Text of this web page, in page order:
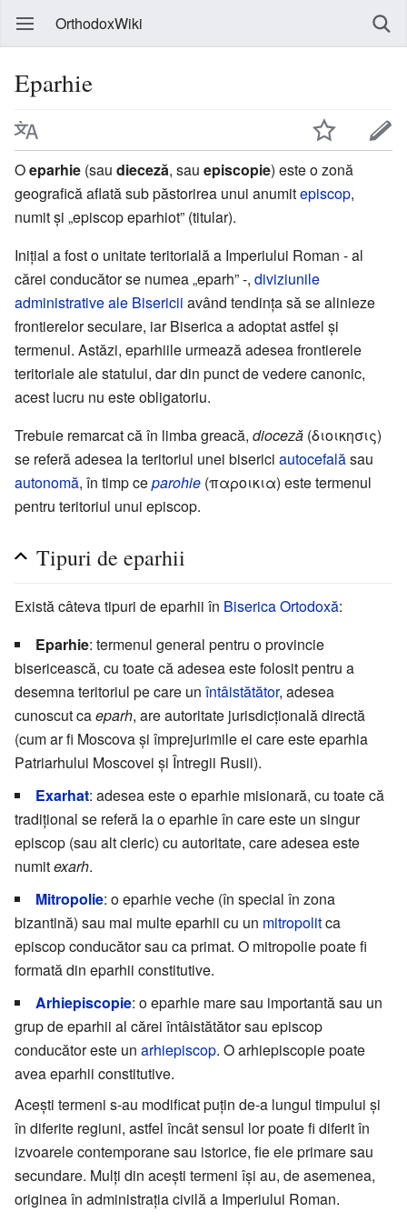
OrthodoxWiki
Eparhie
Oeparhie (sau dieceză, sau episcopie) este o zonă
geografică aflată sub păstorirea unui anumitepiscop,
numit și „episcop eparhiot” (titular).
Inițial a fost o unitate teritorială a Imperiului Roman - al
cărei conducător se numea „eparh” -, diviziunile
administrative ale Bisericii având tendința să se alinieze
frontierelor seculare, iar Biserica a adoptat astfel și
termenul. Astăzi, eparhiile urmează adesea frontierele
teritoriale ale statului, dar din punct de vedere canonic,
acest lucru nu este obligatoriu.
Trebuie remarcat că în limba greacă, dioceză (διοικησις)
se referă adesea la teritoriul unei biserici autocefalăsau
autonomă, în timp ceparohie (παροικια) este termenul
pentru teritoriul unui episcop.
Tipuri de eparhii
Există câteva tipuri de eparhii în Biserica Ortodoxă:
Eparhie: termenul general pentru o provincie
bisericească, cu toate că adesea este folosit pentru a
desemna teritoriul pe care un întâistătător, adesea
cunoscut caeparh, are autoritate jurisdicțională directă
(cum ar fi Moscova și împrejurimile ei care este eparhia
Patriarhului Moscovei și Întregii Rusii).
Exarhat: adesea este o eparhie misionară, cu toate că
tradițional se referă la o eparhie în care este un singur
episcop (sau alt cleric) cu autoritate, care adesea este
numitexarh.
Mitropolie: o eparhie veche (în special în zona
bizantină) sau mai multe eparhii cu un mitropolitca
episcop conducător sau ca primat. O mitropolie poate fi
formată din eparhii constitutive.
Arhiepiscopie: o eparhie mare sau importantă sau un
grup de eparhii al cărei întâistătător sau episcop
conducător este un arhiepiscop. O arhiepiscopie poate
avea eparhii constitutive.
Acești termeni s-au modificat puțin de-a lungul timpului și
în diferite regiuni, astfel încât sensul lor poate fi diferit în
izvoarele contemporane sau istorice, fie ele primare sau
secundare. Mulți din acești termeni își au, de asemenea,
originea în administrația civilă a Imperiului Roman.